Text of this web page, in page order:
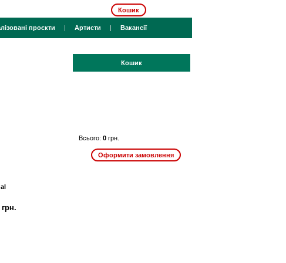
Кошик
проєкти | Артисти | Вакансії
Кошик
Всього: 0 грн.